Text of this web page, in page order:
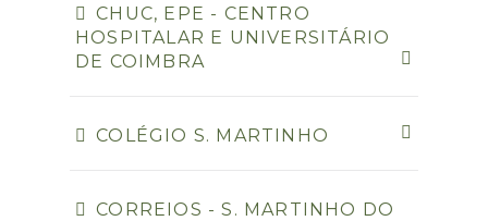
CHUC, EPE - CENTRO
HOSPITALAR E UNIVERSITÁRIO
DE COIMBRA
COLÉGIO S. MARTINHO
CORREIOS - S. MARTINHO DO